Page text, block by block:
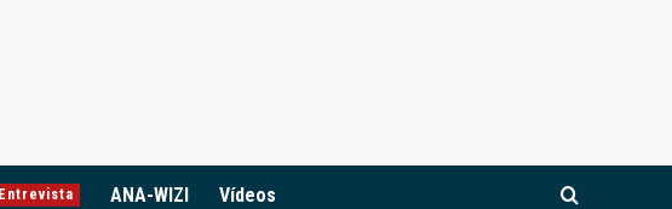
Entrevista ANA-WIZI Vídeos